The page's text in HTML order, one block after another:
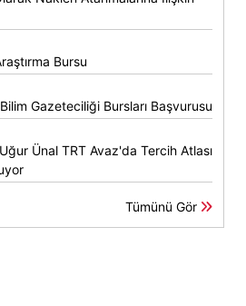
Bursu
Gazeteciliği Bursları Başvurusu
Ünal TRT Avaz'da Tercih Atlası
Tümünü Gör